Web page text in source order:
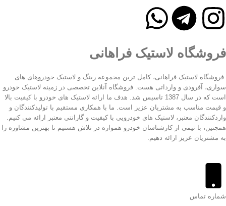
فروشگاه لاستیک فراهانی
فروشگاه لاستیک فراهانی، کامل ترین مجموعه رینگ و لاستیک خودروهای های
سواری، آفرودی و وارداتی هست. فروشگاه آنلاین تخصصی در زمینه لاستیک خودرو
است که در سال 1387 تاسیس شد. هدف ما ارائه لاستیک های خودرو با کیفیت بالا
و قیمت مناسب به مشتریان عزیز است. ما با همکاری مستقیم با تولیدکنندگان و
واردکنندگان معتبر، لاستیک های خودرویی با کیفیت و گارانتی معتبر ارائه می کنیم.
همچنین، با تیمی از کارشناسان خودرو همواره در تلاش هستیم تا بهترین مشاوره را
به مشتریان عزیز ارائه دهیم.
شماره تماس